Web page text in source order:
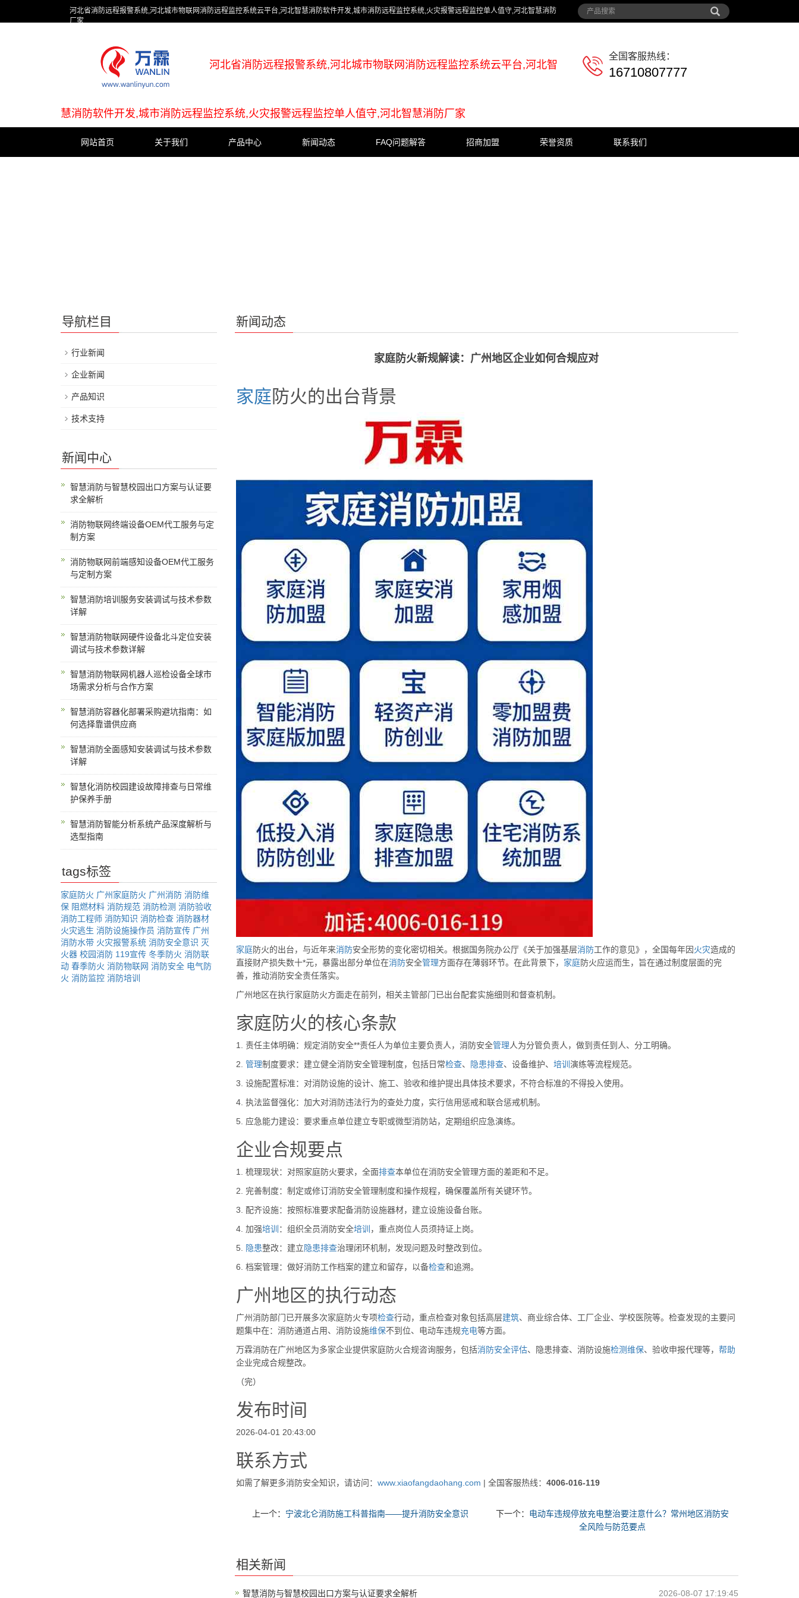
河北省消防远程报警系统,河北城市物联网消防远程监控系统云平台,河北智慧消防软件开发,城市消防远程监控系统,火灾报警远程监控单人值守,河北智慧消防
厂家
河北省消防远程报警系统,河北城市物联网消防远程监控系统云平台,河北智
慧消防软件开发,城市消防远程监控系统,火灾报警远程监控单人值守,河北智慧消防厂家
全国客服热线：
16710807777
网站首页 关于我们 产品中心 新闻动态 FAQ问题解答 招商加盟 荣誉资质 联系我们
新闻动态
家庭防火新规解读：广州地区企业如何合规应对
家庭防火的出台背景
家庭防火的出台，与近年来消防安全形势的变化密切相关。根据国务院办公厅《关于加强基层消防工作的意见》，全国每年因火灾造成的
直接财产损失数十*元，暴露出部分单位在消防安全管理方面存在薄弱环节。在此背景下， 家庭防火应运而生，旨在通过制度层面的完
善，推动消防安全责任落实。
广州地区在执行家庭防火方面走在前列，相关主管部门已出台配套实施细则和督查机制。
家庭防火的核心条款
1. 责任主体明确：规定消防安全**责任人为单位主要负责人，消防安全管理人为分管负责人，做到责任到人、分工明确。
2. 管理制度要求：建立健全消防安全管理制度，包括日常检查、 隐患排查、设备维护、 培训 演练等流程规范。
3. 设施配置标准：对消防设施的设计、施工、验收和维护提出具体技术要求，不符合标准的不得投入使用。
4. 执法监督强化：加大对消防违法行为的查处力度，实行信用惩戒和联合惩戒机制。
5. 应急能力建设：要求重点单位建立专职或微型消防站，定期组织应急演练。
企业合规要点
1. 梳理现状：对照家庭防火要求，全面排查本单位在消防安全管理方面的差距和不足。
2. 完善制度：制定或修订消防安全管理制度和操作规程，确保覆盖所有关键环节。
3. 配齐设施：按照标准要求配备消防设施器材，建立设施设备台账。
4. 加强培训 ：组织全员消防安全培训 ，重点岗位人员须持证上岗。
5.
隐患整改：建立隐患排查治理闭环机制，发现问题及时整改到位。
6. 档案管理：做好消防工作档案的建立和留存，以备检查和追溯。
广州地区的执行动态
广州消防部门已开展多次家庭防火专项检查行动，重点检查对象包括高层建筑、商业综合体、工厂企业、学校医院等。检查发现的主要问
题集中在：消防通道占用、消防设施维保不到位、电动车违规充电等方面。
万霖消防在广州地区为多家企业提供家庭防火合规咨询服务，包括消防安全评估、隐患排查、消防设施检测维保、验收申报代理等， 帮助
企业完成合规整改。
（完）
发布时间
2026-04-01 20:43:00
联系方式
如需了解更多消防安全知识，请访问： www.xiaofangdaohang.com | 全国客服热线： 4006-016-119
上一个： 宁波北仑消防施工科普指南——提升消防安全意识 下一个： 电动车违规停放充电整治要注意什么？常州地区消防安
全风险与防范要点
相关新闻
智慧消防与智慧校园出口方案与认证要求全解析 2026-08-07 17:19:45
导航栏目
行业新闻
企业新闻
产品知识
技术支持
新闻中心
智慧消防与智慧校园出口方案与认证要
求全解析
消防物联网终端设备OEM代工服务与定
制方案
消防物联网前端感知设备OEM代工服务
与定制方案
智慧消防培训服务安装调试与技术参数
详解
智慧消防物联网硬件设备北斗定位安装
调试与技术参数详解
智慧消防物联网机器人巡检设备全球市
场需求分析与合作方案
智慧消防容器化部署采购避坑指南：如
何选择靠谱供应商
智慧消防全面感知安装调试与技术参数
详解
智慧化消防校园建设故障排查与日常维
护保养手册
智慧消防智能分析系统产品深度解析与
选型指南
tags标签
家庭防火 广州家庭防火 广州消防 消防维
保 阻燃材料 消防规范 消防检测 消防验收
消防工程师 消防知识 消防检查 消防器材
火灾逃生 消防设施操作员 消防宣传 广州
消防水带 火灾报警系统 消防安全意识 灭
火器 校园消防 119宣传 冬季防火 消防联
动 春季防火 消防物联网 消防安全 电气防
火 消防监控 消防培训